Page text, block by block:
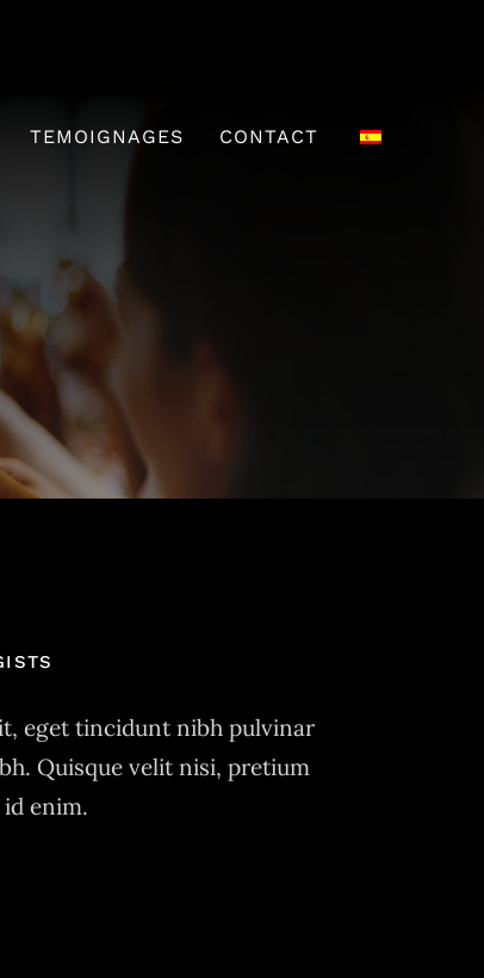
TEMOIGNAGES CONTACT
eget tincidunt nibh pulvinar
Quisque velit nisi, pretium
enim.